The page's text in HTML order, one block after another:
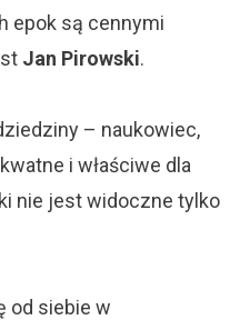
epok są cennymi
Jan Pirowski.
– naukowiec,
i właściwe dla
nie jest widoczne tylko
od siebie w